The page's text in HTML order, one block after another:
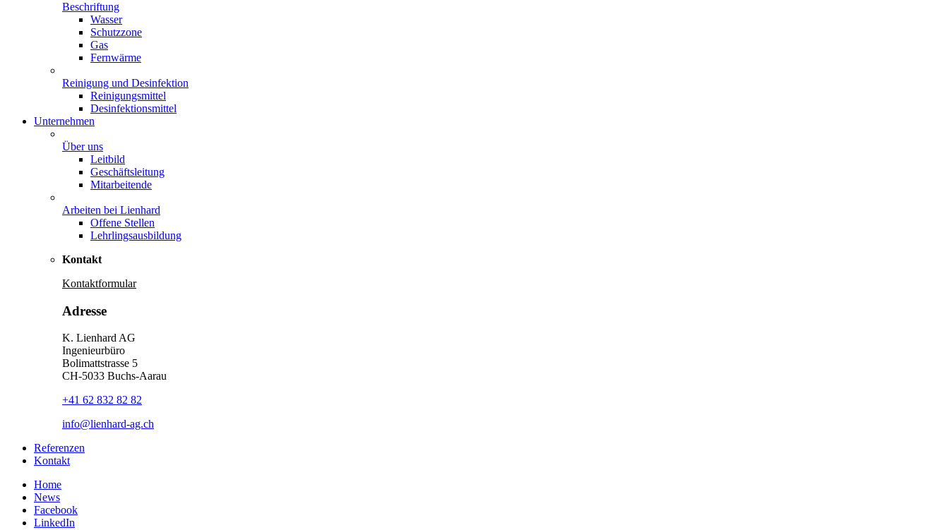
Beschriftung
Wasser
Schutzzone
Gas
Fernwärme
Reinigung und Desinfektion
Reinigungsmittel
Desinfektionsmittel
Unternehmen
Über uns
Leitbild
Geschäftsleitung
Mitarbeitende
Arbeiten bei Lienhard
Offene Stellen
Lehrlingsausbildung
Kontakt
Kontaktformular
Adresse
K. Lienhard AG
Ingenieurbüro
Bolimattstrasse 5
CH-5033 Buchs-Aarau
+41 62 832 82 82
info@lienhard-ag.ch
Referenzen
Kontakt
Home
News
Facebook
LinkedIn